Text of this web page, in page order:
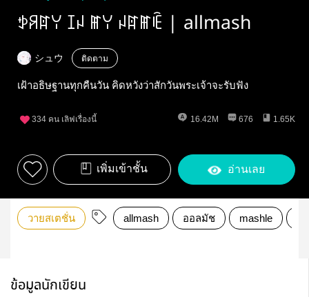
ꉣꋪꍏꌩ ꀤꈤ ꂵꌩ ꈤꍏꂵꍟ | allmash
シュウ ติดตาม
เฝ้าอธิษฐานทุกคืนวัน คิดหวังว่าสักวันพระเจ้าจะรับฟัง
334 คน เลิฟเรื่องนี้ 16.42M 676 1.65K
เพิ่มเข้าชั้น อ่านเลย
วายสเตชั่น allmash ออลมัช mashle
ข้อมูลนักเขียน